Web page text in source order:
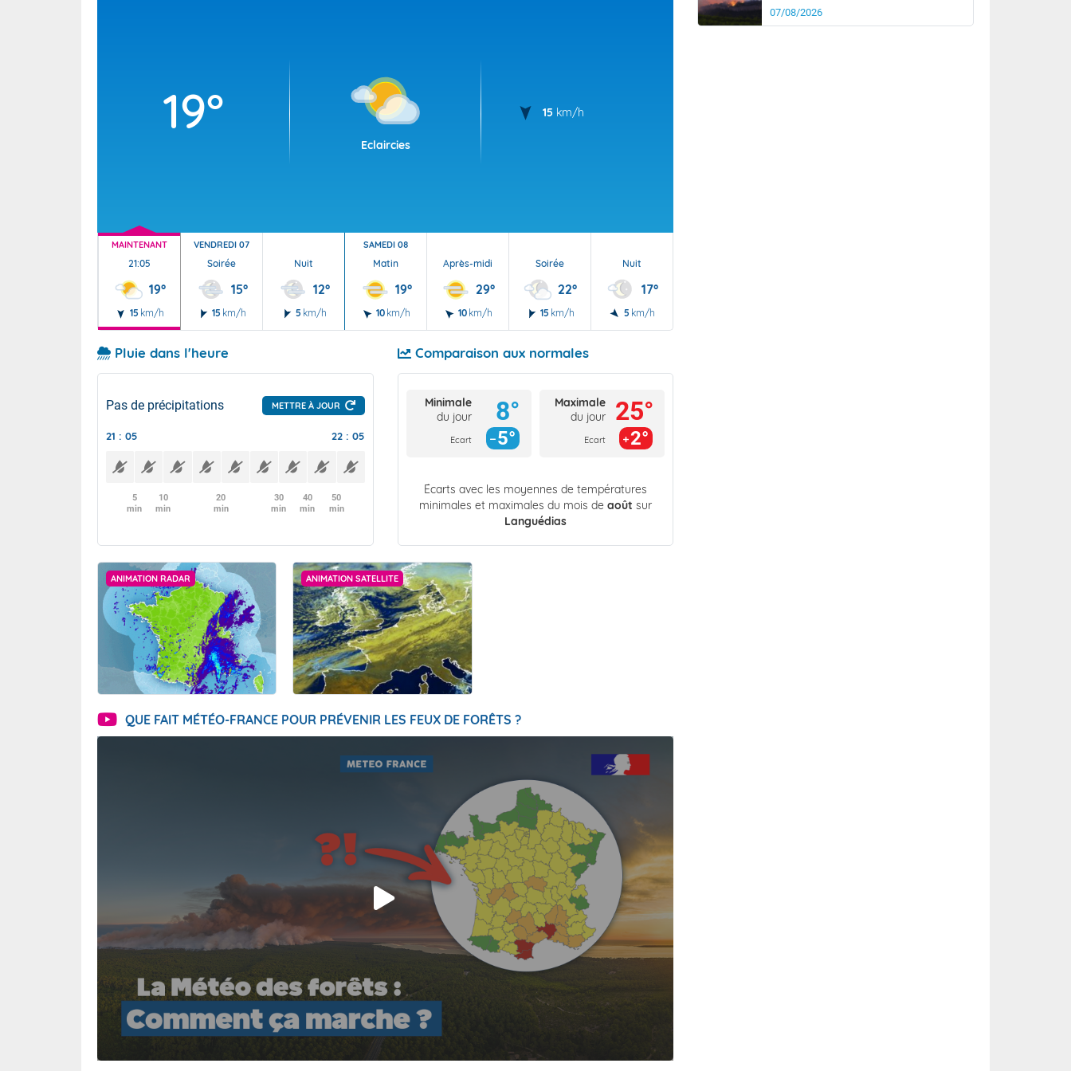
19°
Eclaircies
15 km/h
MAINTENANT
21:05
19°
15 km/h
VENDREDI 07
Soirée
15°
15 km/h
Nuit
12°
5 km/h
SAMEDI 08
Matin
19°
10 km/h
Après-midi
29°
10 km/h
Soirée
22°
15 km/h
Nuit
17°
5 km/h
Pluie dans l'heure
Pas de précipitations METTRE À JOUR
21 : 05 22 : 05
5
min
10
min
20
min
30
min
40
min
50
min
Comparaison aux normales
Minimale
du jour
Ecart
8°
5°
Maximale
du jour
Ecart
25°
2°
Écarts avec les moyennes de températures
minimales et maximales du mois de août sur
Languédias
ANIMATION RADAR ANIMATION SATELLITE
QUE FAIT MÉTÉO-FRANCE POUR PRÉVENIR LES FEUX DE FORÊTS ?
07/08/2026